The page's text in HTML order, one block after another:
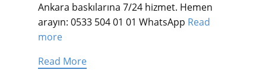
Ankara baskılarına 7/24 hizmet. Hemen
arayın: 0533 504 01 01 WhatsApp Read
more
Read More